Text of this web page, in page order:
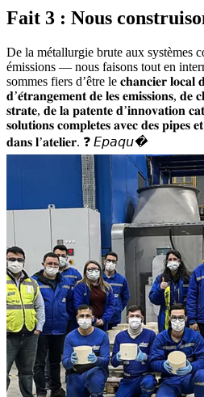
Fait 3 : Nous
De la métallurgie brute aux systèmes
émissions — nous faisons tout en
sommes fiers d’être le 𝐜𝐡𝐚𝐧𝐜𝐢𝐞𝐫 𝐥𝐨𝐜𝐚𝐥
𝐝’𝐞́𝐭𝐫𝐚𝐧𝐠𝐞𝐦𝐞𝐧𝐭 𝐝𝐞 𝐥𝐞𝐬 𝐞𝐦𝐢𝐬𝐬𝐢𝐨𝐧𝐬, 𝐝𝐞
𝐬𝐭𝐫𝐚𝐭𝐞, 𝐝𝐞 𝐥𝐚 𝐩𝐚𝐭𝐞𝐧𝐭𝐞 𝐝’𝐢𝐧𝐧𝐨𝐯𝐚𝐭𝐢𝐨𝐧
𝐬𝐨𝐥𝐮𝐭𝐢𝐨𝐧𝐬 𝐜𝐨𝐦𝐩𝐥𝐞𝐭𝐞𝐬 𝐚𝐯𝐞𝐜 𝐝𝐞𝐬 𝐩𝐢𝐩𝐞𝐬
𝐝𝐚𝐧𝐬 𝐥’𝐚𝐭𝐞𝐥𝐢𝐞𝐫. ❓ 𝘌𝘱𝘢𝘲𝘶�